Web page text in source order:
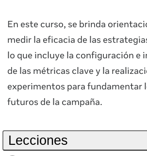
En este curso, se brinda
medir la eficacia de las
lo que incluye la configuración e
de las métricas clave y la
experimentos para fundamentar
futuros de la campaña.
Lecciones